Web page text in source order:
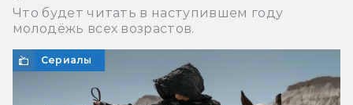
Что будет читать в наступившем году
молодёжь всех возрастов.
Сериалы